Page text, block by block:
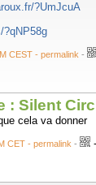
?UmJcuA
?qNP58g
CEST - permalink -
: Silent
cela va donner
CET - permalink - -